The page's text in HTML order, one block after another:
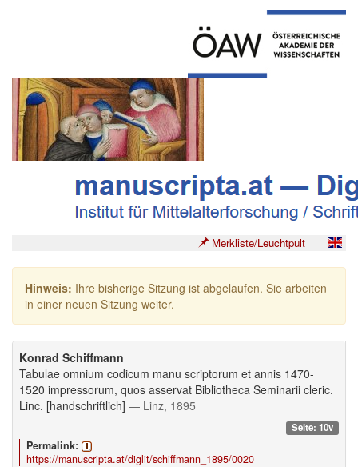
Merkliste/Leuchtpult
Hinweis: Ihre bisherige Sitzung ist abgelaufen. Sie arbeiten
in einer neuen Sitzung weiter.
Konrad Schiffmann
Tabulae omnium codicum manu scriptorum et annis 1470-
1520 impressorum, quos asservat Bibliotheca Seminarii cleric.
Linc. [handschriftlich] — Linz, 1895
Seite: 10v
Permalink:
https://manuscripta.at/diglit/schiffmann_1895/0020